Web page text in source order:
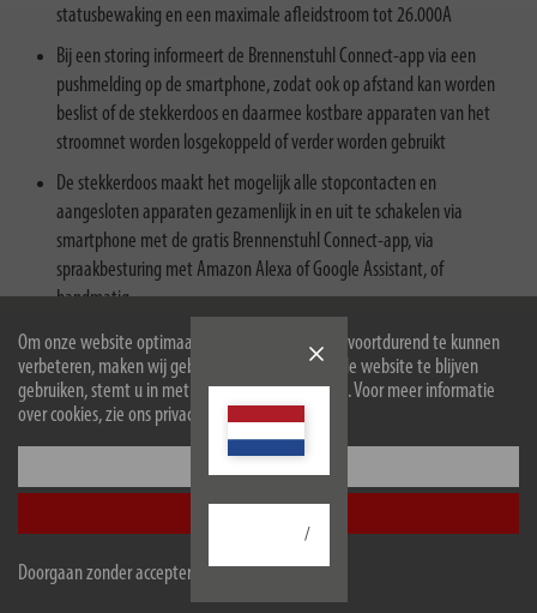
Om onze website optimaal voor u in te richten en voortdurend te kunnen
verbeteren, maken wij gebruik van cookies. Door de website te blijven
gebruiken, stemt u in met het gebruik van cookies. Voor meer informatie
over cookies, zie ons privacybeleid.
Doorgaan zonder accepteren
/
statusbewaking en een maximale afleidstroom tot 26.000A
Bij een storing informeert de Brennenstuhl Connect-app via een
pushmelding op de smartphone, zodat ook op afstand kan worden
beslist of de stekkerdoos en daarmee kostbare apparaten van het
stroomnet worden losgekoppeld of verder worden gebruikt
De stekkerdoos maakt het mogelijk alle stopcontacten en
aangesloten apparaten gezamenlijk in en uit te schakelen via
smartphone met de gratis Brennenstuhl Connect-app, via
spraakbesturing met Amazon Alexa of Google Assistant, of
handmatig
Meervoudige stekkerdoos met 1,8 m kabel (H05VV-F 3G1,5) en
stopcontacten met verhoogde aanraakbeveiliging in een praktische
45°-opstelling, met flexibele schema’s en timerfunctie voor het
automatiseren van dagelijkse en wekelijkse processen
installatie via de gratis Brennenstuhl Connect-app in de 2,4 GHz-band
van de wifi-router, geen gateway of hub nodig – altijd en overal te